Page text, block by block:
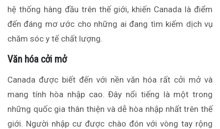
hệ thống hàng đầu trên thế giới, khiến Canada là điểm
đến đáng mơ ước cho những ai đang tìm kiếm dịch vụ
chăm sóc y tế chất lượng.
Văn hóa cởi mở
Canada được biết đến với nền văn hóa rất cởi mở và
mang tính hòa nhập cao. Đây nổi tiếng là một trong
những quốc gia thân thiện và dễ hòa nhập nhất trên thế
giới. Người nhập cư được chào đón với vòng tay rộng